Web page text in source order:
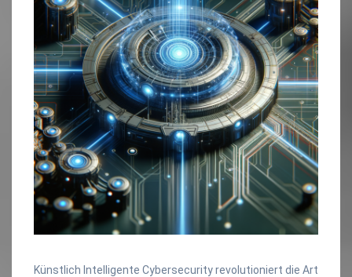
Künstlich Intelligente Cybersecurity revolutioniert die Art